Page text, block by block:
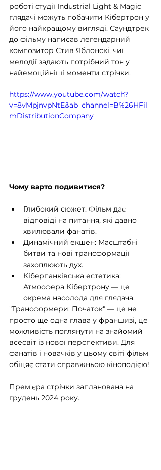
роботі студії Industrial Light & Magic
глядачі можуть побачити Кібертрон у
його найкращому вигляді. Саундтрек
до фільму написав легендарний
композитор Стив Яблонскі, чиї
мелодії задають потрібний тон у
найемоційніші моменти стрічки.
https://www.youtube.com/watch?
v=8vMpjnvpNtE&ab_channel=B%26HFil
mDistributionCompany
Чому варто подивитися?
Глибокий сюжет: Фільм дає
відповіді на питання, які давно
хвилювали фанатів.
Динамічний екшен: Масштабні
битви та нові трансформації
захоплюють дух.
Кіберпанківська естетика:
Атмосфера Кібертрону — це
окрема насолода для глядача.
"Трансформери: Початок" — це не
просто ще одна глава у франшизі, це
можливість поглянути на знайомий
всесвіт із нової перспективи. Для
фанатів і новачків у цьому світі фільм
обіцяє стати справжньою кіноподією!
Прем'єра стрічки запланована на
грудень 2024 року.